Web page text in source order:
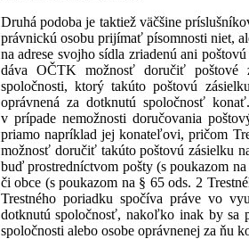
Druhá podoba je taktiež väčšine
právnickú osobu prijímať písomnosti niet,
na adrese svojho sídla zriadenú ani
dáva OČTK možnosť doručiť poštové
spoločnosti, ktorý takúto poštovú
oprávnená za dotknutú spoločnosť
v prípade nemožnosti doručovania
priamo napríklad jej konateľovi, pričom
možnosť doručiť takúto poštovú zásielku
buď prostredníctvom pošty (s poukazom
či obce (s poukazom na § 65 ods. 2
Trestného poriadku spočíva práve vo
dotknutú spoločnosť, nakoľko inak by sa
spoločnosti alebo osobe oprávnenej za ňu